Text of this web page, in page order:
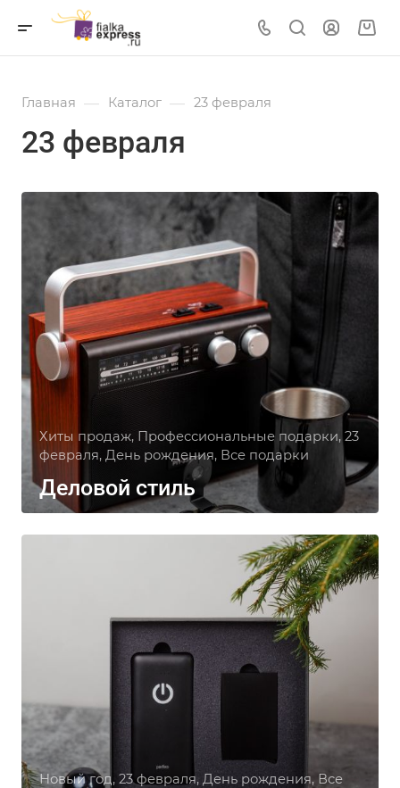
Главная — Каталог — 23 февраля
23 февраля
Хиты продаж, Профессиональные подарки, 23
февраля, День рождения, Все подарки
Деловой стиль
Новый год, 23 февраля, День рождения, Все